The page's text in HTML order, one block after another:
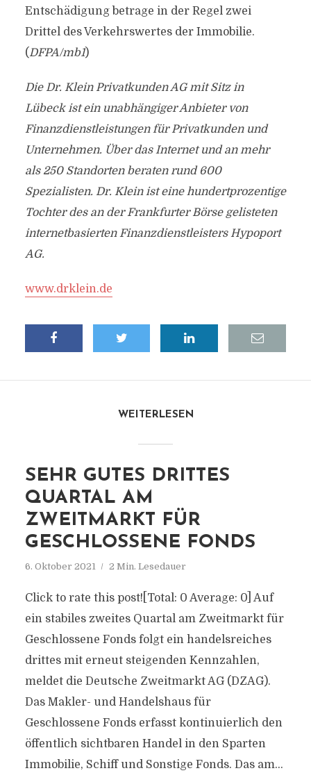
Entschädigung betrage in der Regel zwei
Drittel des Verkehrswertes der Immobilie.
(DFPA/mb1)
Die Dr. Klein Privatkunden AG mit Sitz in
Lübeck ist ein unabhängiger Anbieter von
Finanzdienstleistungen für Privatkunden und
Unternehmen. Über das Internet und an mehr
als 250 Standorten beraten rund 600
Spezialisten. Dr. Klein ist eine hundertprozentige
Tochter des an der Frankfurter Börse gelisteten
internetbasierten Finanzdienstleisters Hypoport
AG.
www.drklein.de
WEITERLESEN
SEHR GUTES DRITTES
QUARTAL AM
ZWEITMARKT FÜR
GESCHLOSSENE FONDS
6. Oktober 2021 2 Min. Lesedauer
Click to rate this post![Total: 0 Average: 0] Auf
ein stabiles zweites Quartal am Zweitmarkt für
Geschlossene Fonds folgt ein handelsreiches
drittes mit erneut steigenden Kennzahlen,
meldet die Deutsche Zweitmarkt AG (DZAG).
Das Makler- und Handelshaus für
Geschlossene Fonds erfasst kontinuierlich den
öffentlich sichtbaren Handel in den Sparten
Immobilie, Schiff und Sonstige Fonds. Das am...